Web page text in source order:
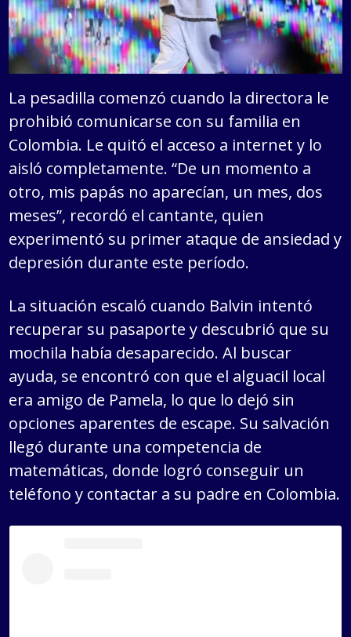
La pesadilla comenzó cuando la directora le
prohibió comunicarse con su familia en
Colombia. Le quitó el acceso a internet y lo
aisló completamente. “De un momento a
otro, mis papás no aparecían, un mes, dos
meses”, recordó el cantante, quien
experimentó su primer ataque de ansiedad y
depresión durante este período.
La situación escaló cuando Balvin intentó
recuperar su pasaporte y descubrió que su
mochila había desaparecido. Al buscar
ayuda, se encontró con que el alguacil local
era amigo de Pamela, lo que lo dejó sin
opciones aparentes de escape. Su salvación
llegó durante una competencia de
matemáticas, donde logró conseguir un
teléfono y contactar a su padre en Colombia.